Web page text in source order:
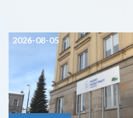
2026-08-05